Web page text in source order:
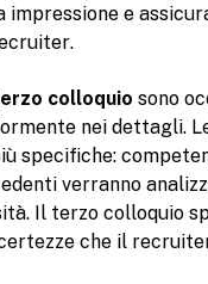
impressione e
colloquio sono
nei dettagli.
specifiche:
verranno
Il terzo colloquio
che il